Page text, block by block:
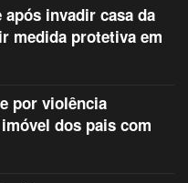
após invadir casa da
medida protetiva em
por violência
dos pais com